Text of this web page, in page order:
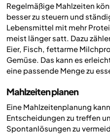
Regelmäßige Mahlzeiten
besser zu steuern und
Lebensmittel mit mehr
meist länger satt. Dazu
Eier, Fisch, fettarme
Gemüse. Das kann es
eine passende Menge zu
Mahlzeiten planen
Eine Mahlzeitenplanung
Entscheidungen zu treffen
Spontanlösungen zu